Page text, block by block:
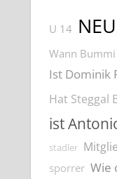
U 14
Wann Bummi
Ist Dominik
Hat Steggal
ist
stadler
sporrer Wie